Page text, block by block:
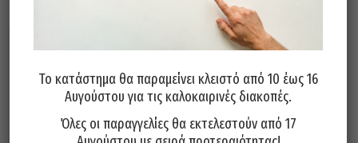
Το κατάστημα θα παραμείνει κλειστό από 10 έως 16
Αυγούστου για τις καλοκαιρινές διακοπές.
Όλες οι παραγγελίες θα εκτελεστούν από 17